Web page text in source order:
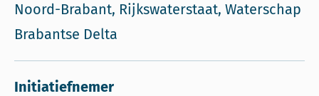
Noord-Brabant, Rijkswaterstaat, Waterschap
Brabantse Delta
Initiatiefnemer